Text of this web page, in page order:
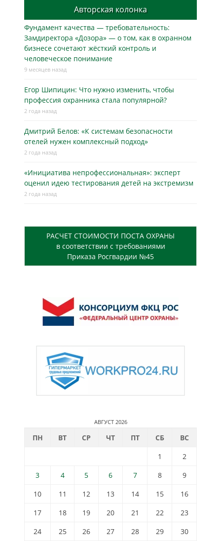
Авторская колонка
Фундамент качества — требовательность:
Замдиректора «Дозора» — о том, как в охранном
бизнесe сочетают жёсткий контроль и
человеческое понимание
9 месяцев назад
Егор Шипицин: Что нужно изменить, чтобы
профессия охранника стала популярной?
2 года назад
Дмитрий Белов: «К системам безопасности
отелей нужен комплексный подход»
2 года назад
«Инициатива непрофессиональная»: эксперт
оценил идею тестирования детей на экстремизм
2 года назад
РАСЧЕТ СТОИМОСТИ ПОСТА ОХРАНЫ
в соответствии с требованиями
Приказа Росгвардии №45
АВГУСТ 2026
ПН ВТ СР ЧТ ПТ СБ
ВС
1
2
3
4 5 6 7 8
9
10
11 12 13 14 15
16
17
18 19 20 21 22
23
24
25 26 27 28 29
30